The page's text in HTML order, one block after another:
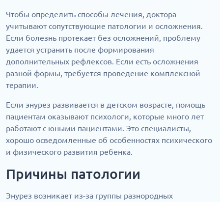
Чтобы определить способы лечения, доктора
учитывают сопутствующие патологии и осложнения.
Если болезнь протекает без осложнений, проблему
удается устранить после формирования
дополнительных рефлексов. Если есть осложнения
разной формы, требуется проведение комплексной
терапии.
Если энурез развивается в детском возрасте, помощь
пациентам оказывают психологи, которые много лет
работают с юными пациентами. Это специалисты,
хорошо осведомленные об особенностях психического
и физического развития ребенка.
Причины патологии
Энурез возникает из-за группы разнородных